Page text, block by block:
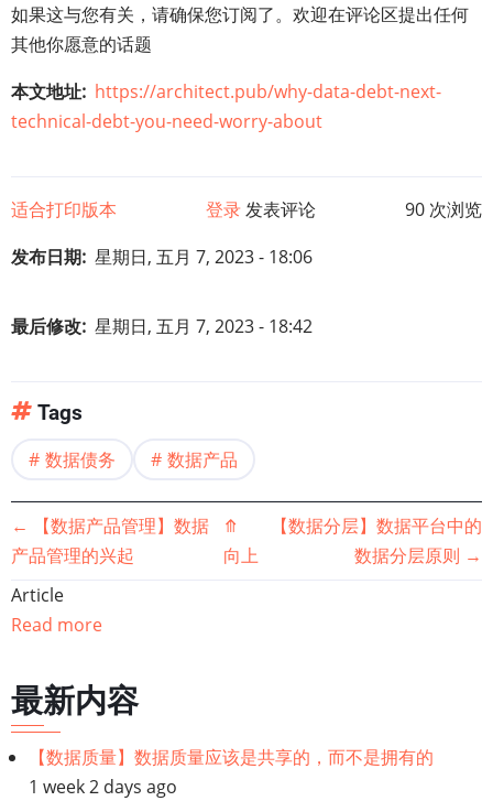
如果这与您有关，请确保您订阅了。欢迎在评论区提出任何
其他你愿意的话题
本文地址 https://architect.pub/why-data-debt-next-
technical-debt-you-need-worry-about
适合打印版本 登录发表评论
90 次浏览
发布日期 星期日, 五月 7, 2023 - 18:06
最后修改 星期日, 五月 7, 2023 - 18:42
Tags
数据债务 数据产品
书
籍
遍
历
链
接：
←
【数据产品管理】数据
产品管理的兴起
⤊
向上
【数据分层】数据平台中的
数据分层原则 →
Article
Read more
最新内容
【数据质量】数据质量应该是共享的，而不是拥有的
1 week 2 days ago